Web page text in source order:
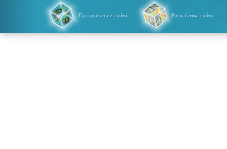
Продвижение сайта Разработка сайта